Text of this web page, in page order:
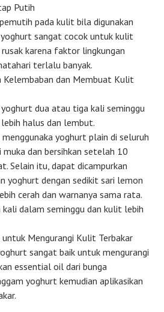
Putih
pada kulit bila digunakan
sangat cocok untuk kulit
karena faktor lingkungan
terlalu banyak.
Kelembaban dan Membuat Kulit
dua atau tiga kali seminggu
halus dan lembut.
yoghurt plain di seluruh
dan bersihkan setelah 10
Selain itu, dapat dicampurkan
yoghurt dengan sedikit sari lemon
cerah dan warnanya sama rata.
kali dalam seminggu dan kulit lebih
Mengurangi Kulit Terbakar
sangat baik untuk mengurangi
essential oil dari bunga
yoghurt kemudian aplikasikan